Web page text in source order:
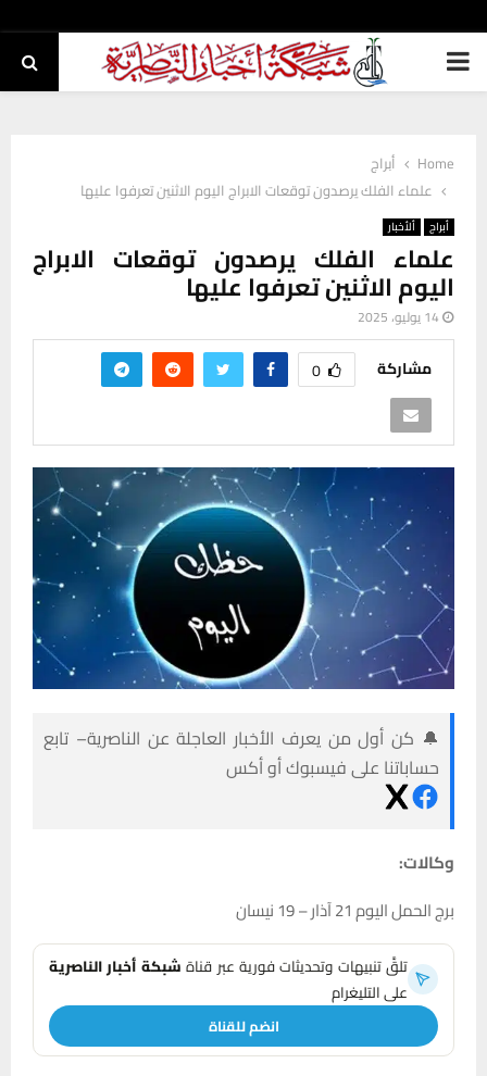
PRIMARY
Home
أبراج
علماء الفلك يرصدون توقعات الابراج اليوم الاثنين تعرفوا عليها
أبراج ألأخبار
علماء الفلك يرصدون توقعات الابراج
اليوم الاثنين تعرفوا عليها
14 يوليو، 2025
مشاركة 0
🔔 كن أول من يعرف الأخبار العاجلة عن الناصرية– تابع
حساباتنا على فيسبوك أو أكس
وكالات:
برج الحمل اليوم 21 آذار – 19 نيسان
تلقَّ تنبيهات وتحديثات فورية عبر قناةشبكة أخبار الناصرية
على التليغرام
انضم للقناة